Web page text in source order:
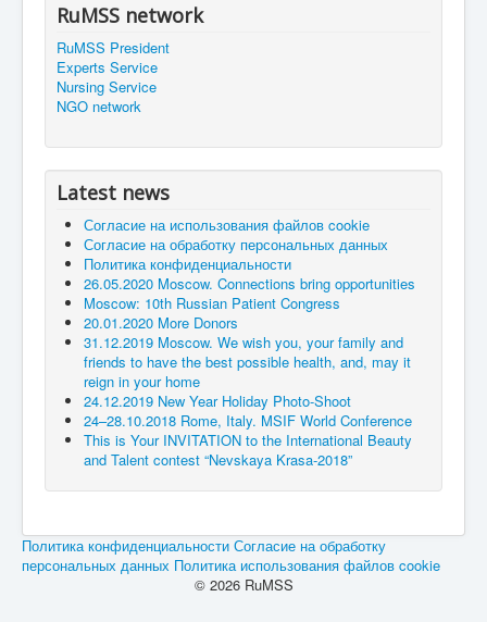
RuMSS network
RuMSS President
Experts Service
Nursing Service
NGO network
Latest news
Согласие на использования файлов cookie
Согласие на обработку персональных данных
Политика конфиденциальности
26.05.2020 Moscow. Connections bring opportunities
Moscow: 10th Russian Patient Congress
20.01.2020 More Donors
31.12.2019 Moscow. We wish you, your family and
friends to have the best possible health, and, may it
reign in your home
24.12.2019 New Year Holiday Photo-Shoot
24–28.10.2018 Rome, Italy. MSIF World Conference
This is Your INVITATION to the International Beauty
and Talent contest “Nevskaya Krasa-2018”
Политика конфиденциальности Согласие на обработку
персональных данных Политика использования файлов cookie
© 2026 RuMSS